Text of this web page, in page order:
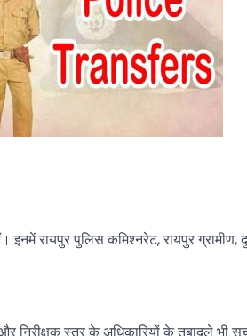
रायपुर पुलिस कमिश्नरेट, रायपुर ग्रामीण,